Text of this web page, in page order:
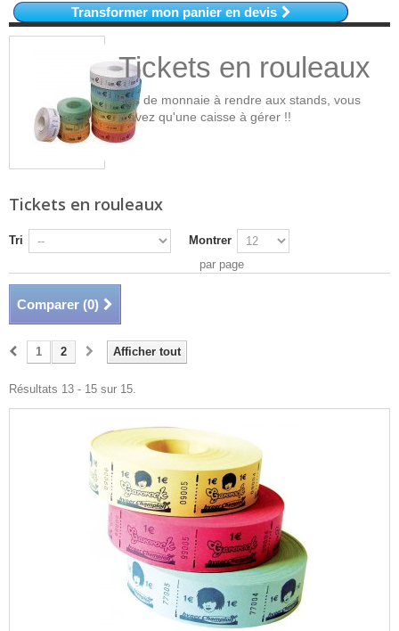
Transformer mon panier en devis
Tickets en rouleaux
Pas de monnaie à rendre aux stands, vous
n'avez qu'une caisse à gérer !!
Tickets en rouleaux
Tri
Montrer
par page
Comparer (0)
Afficher tout
1 2
Résultats 13 - 15 sur 15.